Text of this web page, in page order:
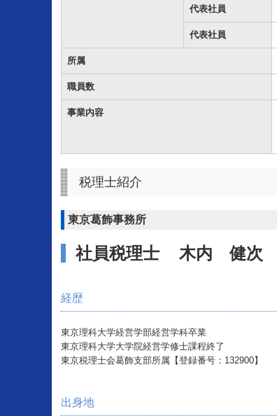
代表社員
代表社員
所属
職員数
事業内容
税理士紹介
東京葛飾事務所
社員税理士 木内 健次
経歴
東京理科大学経営学部経営学科卒業
東京理科大学大学院経営学修士課程終了
東京税理士会葛飾支部所属【登録番号：132900】
出身地